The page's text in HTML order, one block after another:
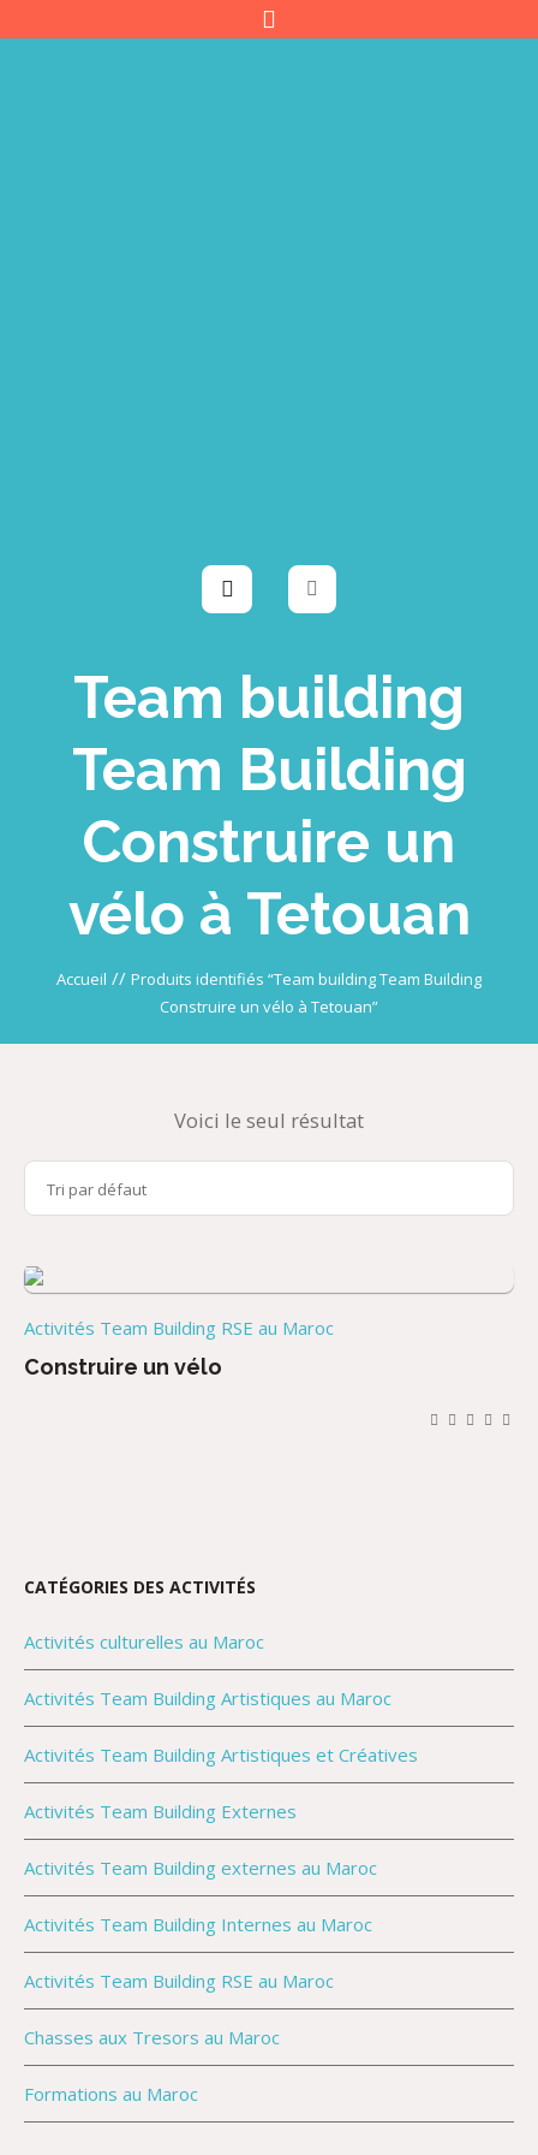
Team building
Team Building
Construire un
vélo à Tetouan
Accueil // Produits identifiés “Team building Team Building
Construire un vélo à Tetouan”
Voici le seul résultat
Activités Team Building RSE au Maroc
Construire un vélo
CATÉGORIES DES ACTIVITÉS
Activités culturelles au Maroc
Activités Team Building Artistiques au Maroc
Activités Team Building Artistiques et Créatives
Activités Team Building Externes
Activités Team Building externes au Maroc
Activités Team Building Internes au Maroc
Activités Team Building RSE au Maroc
Chasses aux Tresors au Maroc
Formations au Maroc